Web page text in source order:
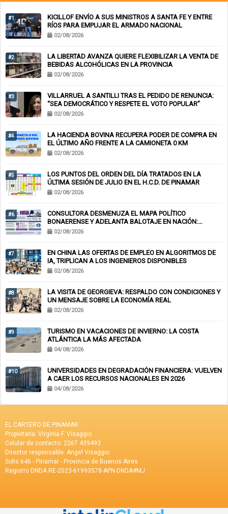
#1
KICILLOF ENVÍO A SUS MINISTROS A SANTA FE Y ENTRE
RÍOS PARA EMPUJAR EL ARMADO NACIONAL
02/08/2026
#2
LA LIBERTAD AVANZA QUIERE FLEXIBILIZAR LA VENTA DE
BEBIDAS ALCOHÓLICAS EN LA PROVINCIA
02/08/2026
#3
VILLARRUEL A SANTILLI TRAS EL PEDIDO DE RENUNCIA:
“SEA DEMOCRÁTICO Y RESPETE EL VOTO POPULAR”
02/08/2026
#4
LA HACIENDA BOVINA RECUPERA PODER DE COMPRA EN
EL ÚLTIMO AÑO FRENTE A LA CAMIONETA 0 KM
02/08/2026
#5
LOS PUNTOS DEL ORDEN DEL DÍA TRATADOS EN LA
ÚLTIMA SESIÓN DE JULIO EN EL H.C.D. DE PINAMAR
02/08/2026
#6
CONSULTORA DESMENUZA EL MAPA POLÍTICO
BONAERENSE Y ADELANTA BALOTAJE EN NACIÓN:
KICILLOF-MILEI
02/08/2026
#7
EN CHINA LAS OFERTAS DE EMPLEO EN ALGORITMOS DE
IA, TRIPLICAN A LOS INGENIEROS DISPONIBLES
02/08/2026
#8
LA VISITA DE GEORGIEVA: RESPALDO CON CONDICIONES Y
UN MENSAJE SOBRE LA ECONOMÍA REAL
02/08/2026
#9
TURISMO EN VACACIONES DE INVIERNO: LA COSTA
ATLÁNTICA LA MÁS AFECTADA
04/08/2026
#10
UNIVERSIDADES EN DEGRADACIÓN FINANCIERA: VUELVEN
A CAER LOS RECURSOS NACIONALES EN 2026
04/08/2026
EL CARTERO DE PINAMAR
Propietaria: Virginia F. Visaggio
Celular de contacto: 2267 439493
Director responsable: Angel Visaggio
Solis 646 - Pinamar - Provincia de Buenos Aires
Registro DNDA RE-2023-61993578-APN-DNDA#MJ